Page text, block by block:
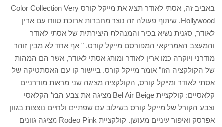
באביב זה, אסתי לאודר תציג את מייקל קורס Color Collection Very
Hollywood. שיתוף פעולה זה נוצר מחברות ארוכת טווח עם ארין
לאודר, סגנית נשיא בכיר והמנהלת היצירתית של אסתי לאודר
והמעצב האמריקאי המפורסם מייקל קורס. " אף אחד לא מבין זוהר
מודרני ויוקרה כמו ארין לאודר ומותג אסתי לאודר, אשר הם המהות
של הקולקציה הזו" אומר מייקל קורס. ביישור קו עם האסתטיקה של
אסתי לאודר ומייקל קורס, הקולקציה מציגה שני מראות מודרניים –
קלאסיים: קולקציית Bel Air Beige מציגה את צבע הבז' הקלאסי
וצבע הקורל של מייקל קורס בשילוב עם שפתיים ולחיים נוצצות בגוון
אפרסק ואיפור עיניים מעושן. קולקציית Rodeo Pink מציגה גוונים